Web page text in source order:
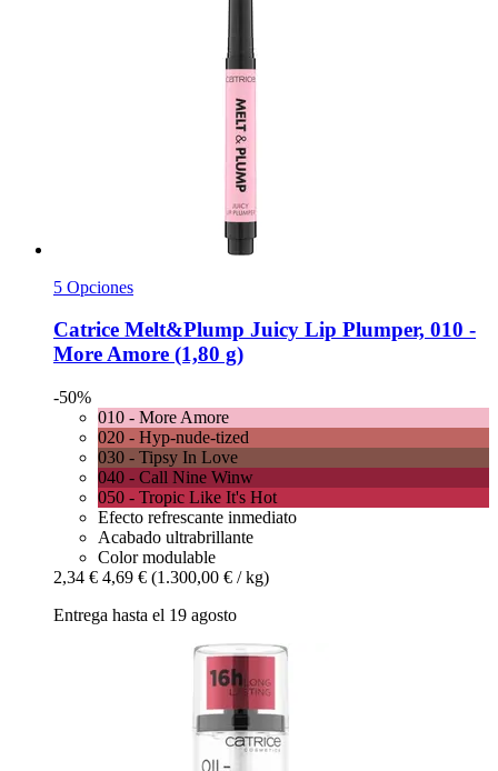
5 Opciones
Catrice Melt&Plump Juicy Lip Plumper, 010 -​
More Amore (1,80 g)
-50%
010 - More Amore
020 - Hyp-nude-tized
030 - Tipsy In Love
040 - Call Nine Winw
050 - Tropic Like It's Hot
Efecto refrescante inmediato
Acabado ultrabrillante
Color modulable
2,34 € 4,69 € (1.300,00 € / kg)
Entrega hasta el 19 agosto